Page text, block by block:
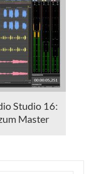
Studio 16:
Master